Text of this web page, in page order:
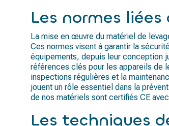
Les normes
La mise en œuvre du matériel de
Ces normes visent à garantir la
équipements, depuis leur conception
références clés pour les appareils de
inspections régulières et la
jouent un rôle essentiel dans la
de nos matériels sont certifiés CE
Les techniques